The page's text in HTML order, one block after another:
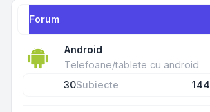
Forum
Android
Telefoane/tablete cu android
30Subiecte 144